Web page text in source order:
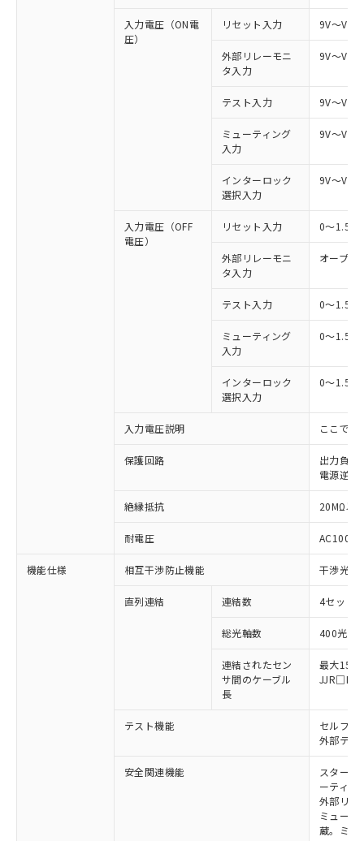
入力電圧（ON電
圧）
リセット入力 9V～Vs
外部リレーモニ
タ入力
9V～Vs
テスト入力 9V～Vs
ミューティング
入力
9V～Vs
インターロック
選択入力
9V～Vs
入力電圧（OFF
電圧）
リセット入力 0～1.5V
外部リレーモニ
タ入力
オープン
テスト入力 0～1.5V
ミューティング
入力
0～1.5V
インターロック
選択入力
0～1.5V
入力電圧説明 ここでの
保護回路
出力負荷
電源逆接
絶縁抵抗 20MΩ以
耐電圧
機能仕様 相互干渉防止機能 干渉光回
直列連結 連結数 4セット
総光軸数 400光軸
連結されたセン
サ間のケーブル
長
最大15m
JJR□L）
テスト機能
セルフテ
外部テス
安全関連機能
スタート
ーティン
外部リレ
ミューテ
蔵。ミュ
ご利用条件
以下の条件をお読みいただき、同意のうえ
本サービスは、当社制御機器事業取扱
商品の当社在庫状況および標準価格
本サービスの対象外となる商品もある
ことをご了承ください。
対応済み：EU RoHS指令（10物質）の
非含有に対応した製品が提供可能な商品で
対応予定：EU RoHS指令（10物質）の非含
非含有に非対応の商品で、対応品を出す予
調査・確認中：EU RoHS指令（10物質）の
非含有の対応状況を調査中または確認中の
非該当品：ライセンス料など無形物で、有
いたものが、含有品と判明した場合などや
「○」：最大均質材料含有率が中国RoHSの
基準値以下であることを示します。
基準値を超えていることを示します。
当社は、これら貴社製品のうち、外国